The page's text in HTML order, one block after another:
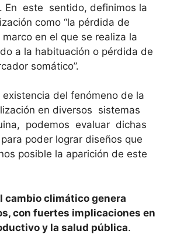
En este sentido, definimos la
como “la pérdida de
en el que se realiza la
a la habituación o pérdida de
somático”.
existencia del fenómeno de la
en diversos sistemas
podemos evaluar dichas
poder lograr diseños que
posible la aparición de este
cambio climático genera
con fuertes implicaciones en
y la salud pública.